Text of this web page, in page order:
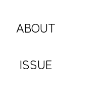
ABOUT
ISSUE